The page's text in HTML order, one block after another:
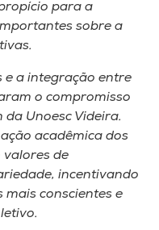
para a
sobre a
e a integração entre
o compromisso
Unoesc Videira.
acadêmica dos
valores de
incentivando
mais conscientes e